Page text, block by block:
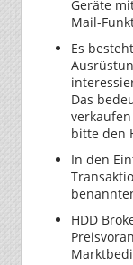
Geräte
Mail-
Es
Das
bitte den
In den
HDD